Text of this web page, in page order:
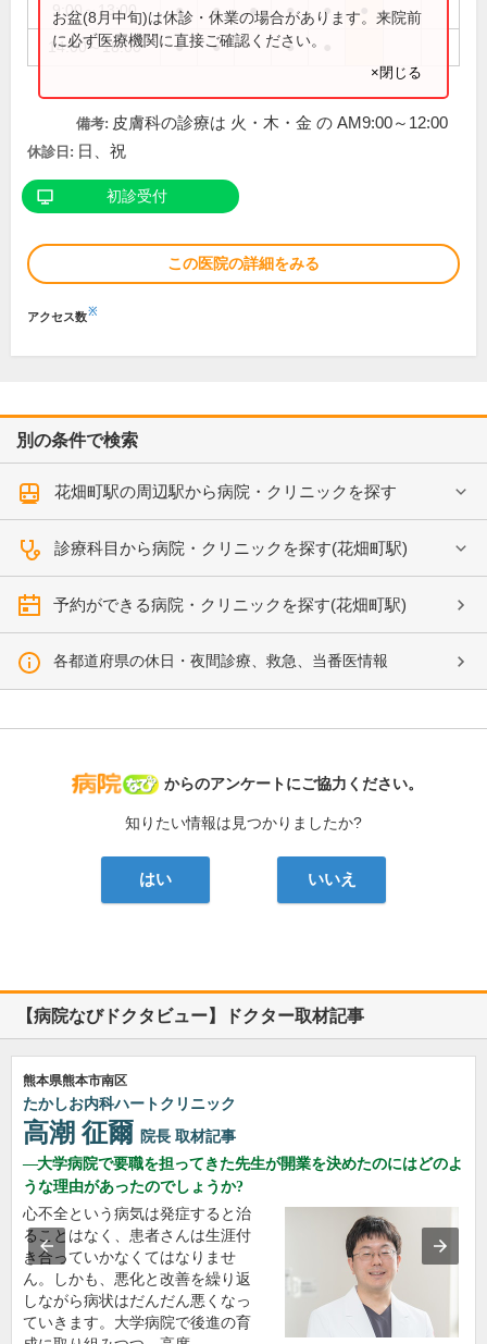
9:00～13:00 ● ● ● ● ●
14:00～18:00 ● ● ●
お盆(8月中旬)は休診・休業の場合があります。来院前
に必ず医療機関に直接ご確認ください。
×閉じる
備考: 皮膚科の診療は 火・木・金 の AM9:00～12:00
休診日: 日、祝
初診受付
この医院の詳細をみる
アクセス数※
別の条件で検索
花畑町駅の周辺駅から病院・クリニックを探す
診療科目から病院・クリニックを探す(花畑町駅)
予約ができる病院・クリニックを探す(花畑町駅)
各都道府県の休日・夜間診療、救急、当番医情報
病院なび
からのアンケートにご協力ください。
知りたい情報は見つかりましたか?
はい いいえ
【病院なびドクタビュー】ドクター取材記事
熊本県熊本市南区
たかしお内科ハートクリニック
高潮 征爾 院長 取材記事
大学病院で要職を担ってきた先生が開業を決めたのにはどのよ
うな理由があったのでしょうか?
心不全という病気は発症すると治
ることはなく、患者さんは生涯付
き合っていかなくてはなりませ
ん。しかも、悪化と改善を繰り返
しながら病状はだんだん悪くなっ
ていきます。大学病院で後進の育